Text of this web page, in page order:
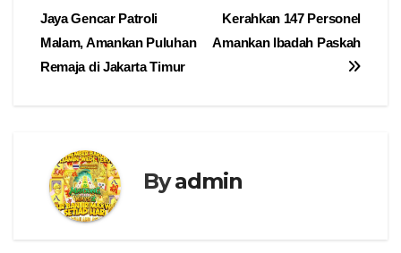
pos
Kerahkan 147 Personel
Amankan Ibadah Paskah
Jaya Gencar Patroli
Malam, Amankan Puluhan
Remaja di Jakarta Timur
Byadmin